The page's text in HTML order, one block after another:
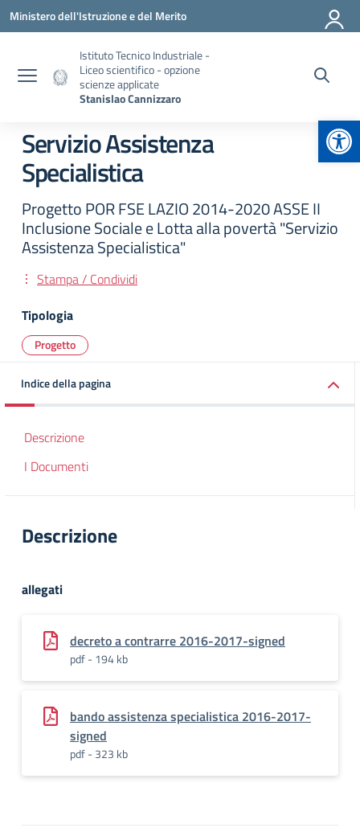
Vai ai contenuti
Vai al menu di navigazione
Vai al footer
Ministero dell'Istruzione e del Merito
Istituto Tecnico Industriale -
Liceo scientifico - opzione
scienze applicate
Stanislao Cannizzaro
Servizio Assistenza
Specialistica
Progetto POR FSE LAZIO 2014-2020 ASSE II
Inclusione Sociale e Lotta alla povertà "Servizio
Assistenza Specialistica"
Stampa / Condividi
Tipologia
Progetto
Indice della pagina
Descrizione
I Documenti
Descrizione
allegati
decreto a contrarre 2016-2017-signed
pdf - 194 kb
bando assistenza specialistica 2016-2017-
signed
pdf - 323 kb